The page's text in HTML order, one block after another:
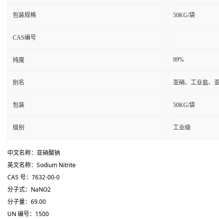
包装规格 50KG/袋
CAS编号
纯度 99%
别名 亚硝、工业盐、
包装 50KG/袋
级别 工业级
中文名称：亚硝酸钠
英文名称：Sodium Nitrite
CAS 号：7632-00-0
分子式： NaNO2
分子量：69.00
UN 编号：1500